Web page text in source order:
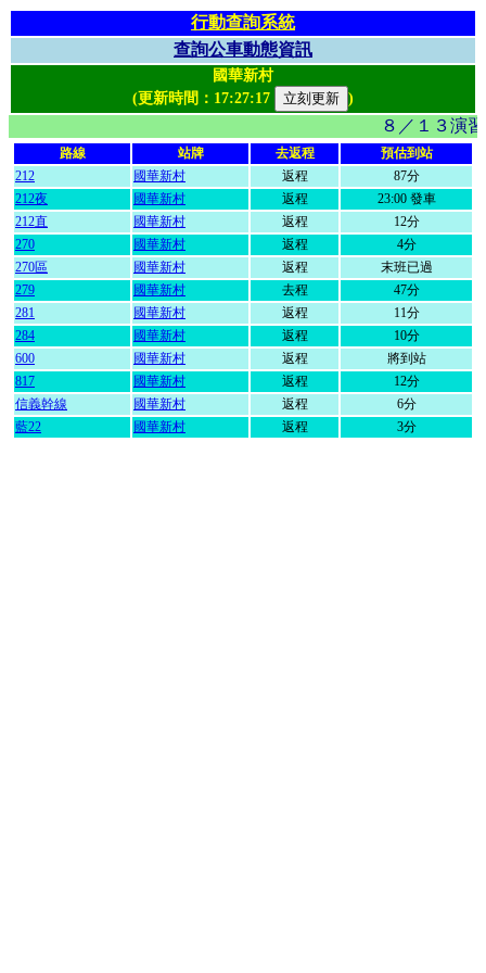
行動查詢系統
查詢公車動態資訊
國華新村
(更新時間： 17:27:17 )
８／１３
路線 站牌 去返程
預估到站
212
國華新村 返程
87分
212夜
國華新村 返程
23:00 發車
212直
國華新村 返程
12分
270
國華新村 返程
4分
270區
國華新村 返程
末班已過
279
國華新村 去程
47分
281
國華新村 返程
11分
284
國華新村 返程
10分
600
國華新村 返程
將到站
817
國華新村 返程
12分
信義幹線
國華新村 返程
6分
藍22
國華新村 返程 3分